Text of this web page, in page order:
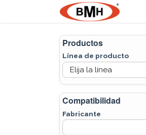
Ir al contenido
Productos
Línea de producto
Compatibilidad
Fabricante